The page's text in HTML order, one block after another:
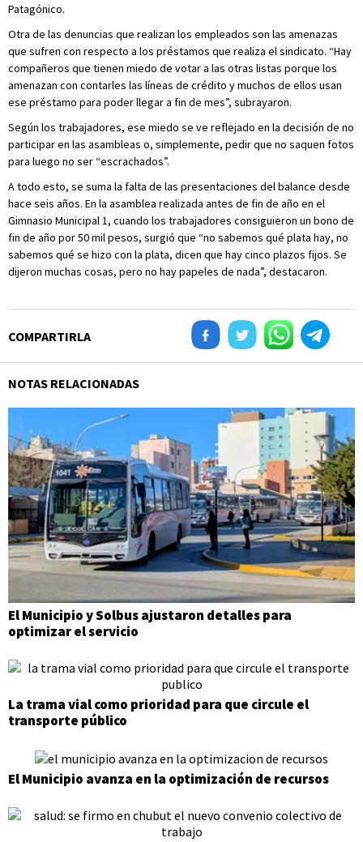
Patagónico.
Otra de las denuncias que realizan los empleados son las amenazas
que sufren con respecto a los préstamos que realiza el sindicato. “Hay
compañeros que tienen miedo de votar a las otras listas porque los
amenazan con contarles las líneas de crédito y muchos de ellos usan
ese préstamo para poder llegar a fin de mes”, subrayaron.
Según los trabajadores, ese miedo se ve reflejado en la decisión de no
participar en las asambleas o, simplemente, pedir que no saquen fotos
para luego no ser “escrachados”.
A todo esto, se suma la falta de las presentaciones del balance desde
hace seis años. En la asamblea realizada antes de fin de año en el
Gimnasio Municipal 1, cuando los trabajadores consiguieron un bono de
fin de año por 50 mil pesos, surgió que “no sabemos qué plata hay, no
sabemos qué se hizo con la plata, dicen que hay cinco plazos fijos. Se
dijeron muchas cosas, pero no hay papeles de nada”, destacaron.
COMPARTIRLA
NOTAS RELACIONADAS
El Municipio y Solbus ajustaron detalles para
optimizar el servicio
La trama vial como prioridad para que circule el
transporte público
El Municipio avanza en la optimización de recursos